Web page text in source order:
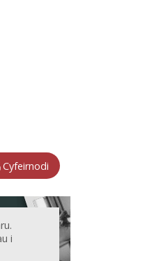
Cyfeirnodi
i